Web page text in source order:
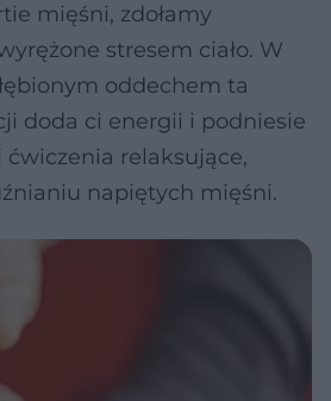
mięśni, zdołamy
stresem ciało. W
oddechem ta
doda ci energii i podniesie
ćwiczenia relaksujące,
napiętych mięśni.